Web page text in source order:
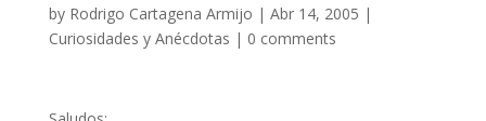
by Rodrigo Cartagena Armijo | Abr 14, 2005 |
Curiosidades y Anécdotas | 0 comments